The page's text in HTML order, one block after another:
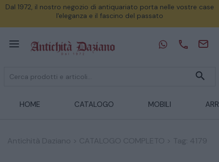
Dal 1972, il nostro negozio di antiquariato porta nelle vostre case
l'eleganza e il fascino del passato
HOME CATALOGO MOBILI
Antichità Daziano CATALOGO COMPLETO Tag: 4179